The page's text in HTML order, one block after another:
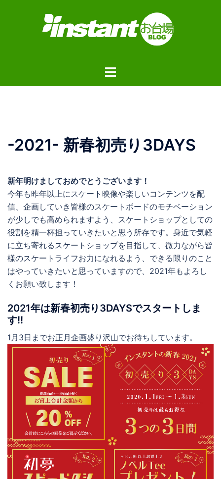
ト
ー
-2021- 新春初売り3DAYS
新年明けましておめでとうございます！
今年も昨年以上にスケート映像や楽しいコンテンツを配
信、企画していき皆様のスケートボードのモチベーション
が少しでも高められますよう、スケートショップとしての
役割を精一杯担っていきたいと思う所存です。身近で気軽
に立ち寄れるスケートショップを目指して、微力ながら皆
様のスケートライフお力になれるよう、できる限りのこと
はやっていきたいと思っていますので、2021年もよろし
くお願い致します！
2021年は新春初売り3DAYSでスタートしま
す!!
1月3日までお正月企画盛り沢山でお待ちしています。